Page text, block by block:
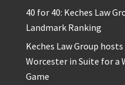
40 for 40: Keches Law
Landmark Ranking
Keches Law Group
Worcester in Suite for a
Game